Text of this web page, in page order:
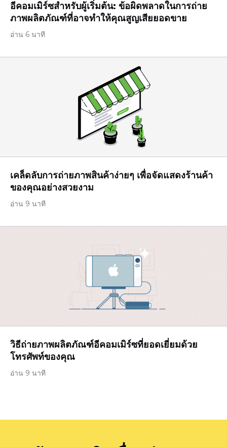
อีคอมเมิร์ซสำหรับผู้เริ่มต้น: ข้อผิดพลาดในการถ่าย
ภาพผลิตภัณฑ์ที่อาจทำให้คุณสูญเสียยอดขาย
อ่าน 6 นาที
เคล็ดลับการถ่ายภาพสินค้าง่ายๆ เพื่อจัดแสดงร้านค้า
ของคุณอย่างสวยงาม
อ่าน 9 นาที
วิธีถ่ายภาพผลิตภัณฑ์อีคอมเมิร์ซที่ยอดเยี่ยมด้วย
โทรศัพท์ของคุณ
อ่าน 9 นาที